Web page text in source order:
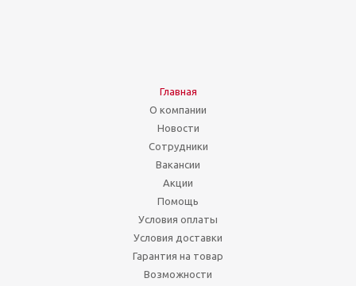
Главная
О компании
Новости
Сотрудники
Вакансии
Акции
Помощь
Условия оплаты
Условия доставки
Гарантия на товар
Возможности